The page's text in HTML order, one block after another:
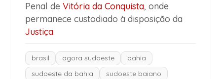
Penal de Vitória da Conquista, onde
permanece custodiado à disposição da
Justiça.
brasil agora sudoeste
bahia
sudoeste da bahia
sudoeste baiano